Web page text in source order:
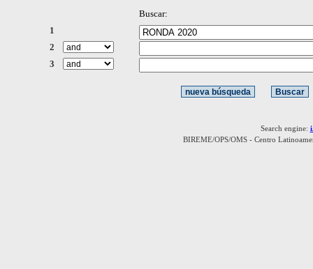
Buscar:
1
2
3
Search engine:
BIREME/OPS/OMS - Centro